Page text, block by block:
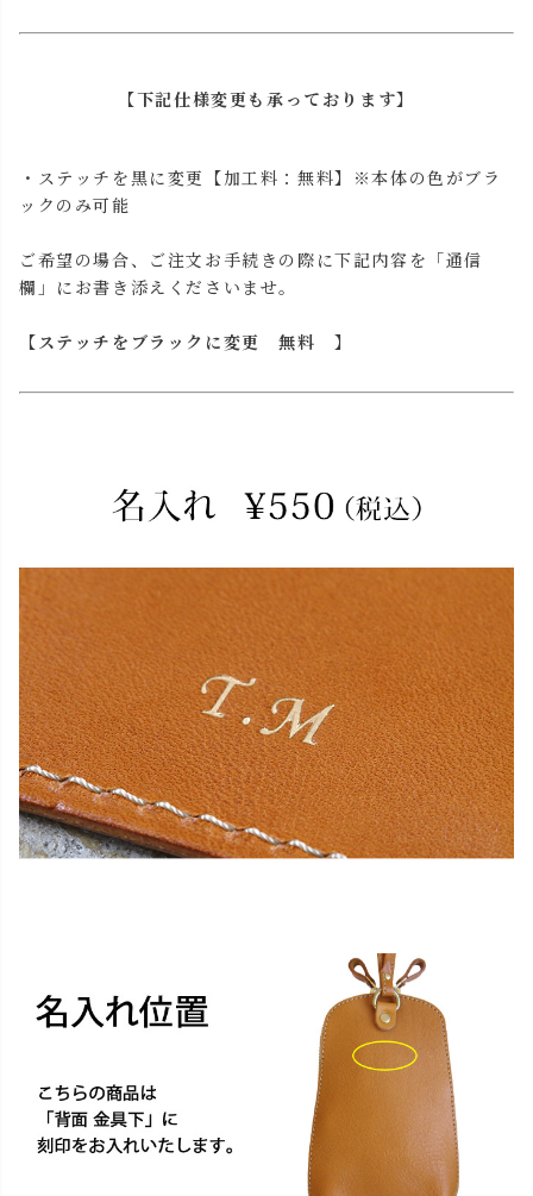
【下記仕様変更も承っております】
・ステッチを黒に変更【加工料：無料】※本体の色がブラ
ックのみ可能
ご希望の場合、ご注文お手続きの際に下記内容を「通信
欄」にお書き添えくださいませ。
【ステッチをブラックに変更 無料 】